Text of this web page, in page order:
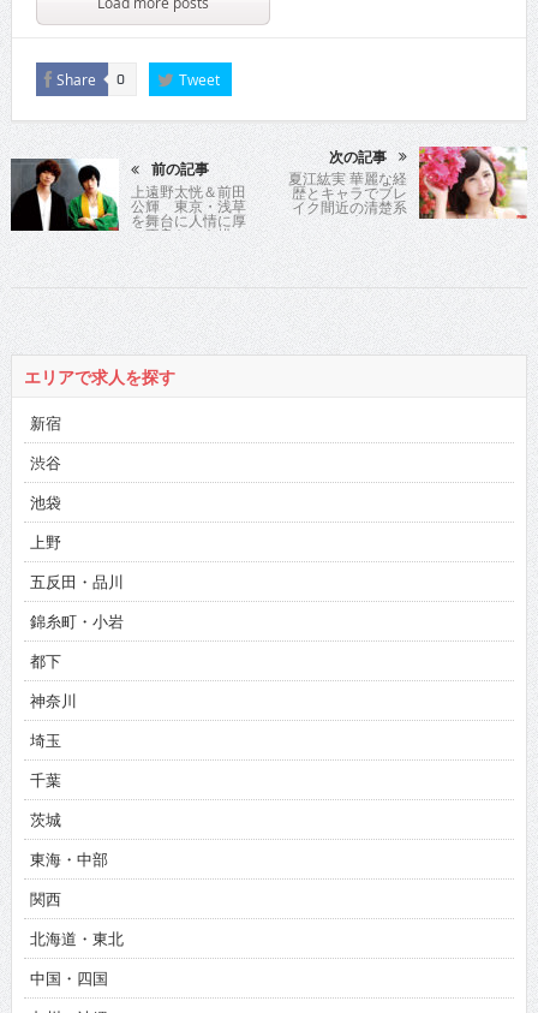
Share 0 Tweet
前の記事
上遠野太恍＆前田
公輝 東京・浅草
を舞台に人情に厚
い不良たちを描い
た同名コミックの
実写化!!
次の記事
夏江紘実 華麗な経
歴とキャラでブレ
イク間近の清楚系
グラマー爽やかス
マイルにFカッ
プ“ファニー”BODY
を大開放!!
エリアで求人を探す
新宿
渋谷
池袋
上野
五反田・品川
錦糸町・小岩
都下
神奈川
埼玉
千葉
茨城
東海・中部
関西
北海道・東北
中国・四国